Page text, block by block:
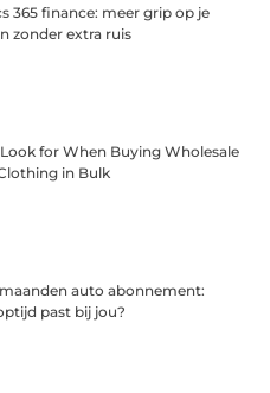
365 finance: meer grip op je
zonder extra ruis
for When Buying Wholesale
in Bulk
maanden auto abonnement:
past bij jou?